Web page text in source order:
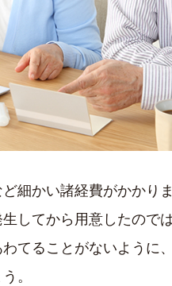
細かい諸経費がかかり
してから用意したので
てることがないように
。